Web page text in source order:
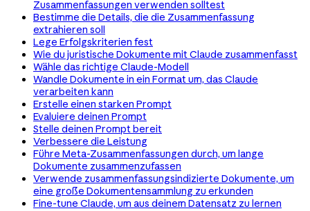
Zusammenfassungen verwenden solltest
Bestimme die Details, die die Zusammenfassung
extrahieren soll
Lege Erfolgskriterien fest
Wie du juristische Dokumente mit Claude zusammenfasst
Wähle das richtige Claude-Modell
Wandle Dokumente in ein Format um, das Claude
verarbeiten kann
Erstelle einen starken Prompt
Evaluiere deinen Prompt
Stelle deinen Prompt bereit
Verbessere die Leistung
Führe Meta-Zusammenfassungen durch, um lange
Dokumente zusammenzufassen
Verwende zusammenfassungsindizierte Dokumente, um
eine große Dokumentensammlung zu erkunden
Fine-tune Claude, um aus deinem Datensatz zu lernen